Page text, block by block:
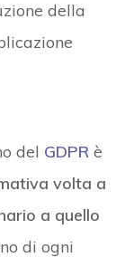
della
del GDPRè
volta a
a quello
di ogni